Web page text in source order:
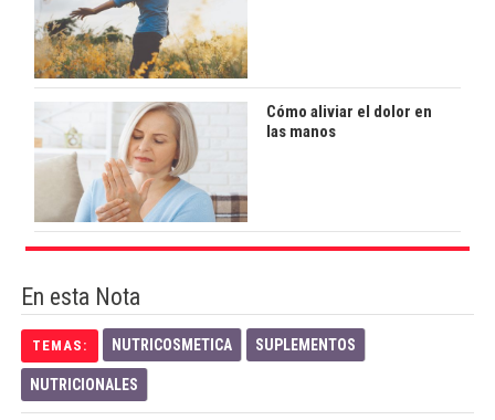
Cómo aliviar el dolor en
las manos
En esta Nota
TEMAS: NUTRICOSMETICA SUPLEMENTOS
NUTRICIONALES